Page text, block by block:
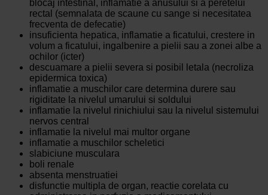
blocaj intestinal, inflamatie a anusului si a peretelui
rectal (semnalata de scaune cu sange si necesitatea
frecventa de defecatie)
insuficienta hepatica, inflamatie a ficatului, crestere in
volum a ficatului, ingalbenire a pielii sau a zonei albe a
ochilor (icter)
descuamare a pielii severa si posibil letala (necroliza
epidermica toxica)
inflamatie a muschilor care determina durere sau
rigiditate la nivelul umarului si soldului
inflamatie la nivelul rinichiului sau la nivelul sistemului
nervos central
inflamatie la nivelul mai multor organe
inflamatie a muschilor scheletici
slabiciune musculara
boli renale
absenta menstruatiei
disfunctie multipla de organ, reactie corelata cu